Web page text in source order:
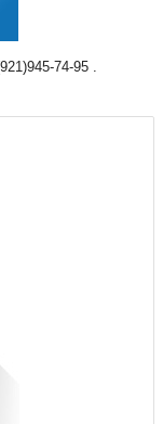
74-95 .